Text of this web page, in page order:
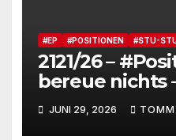
#EP #POSITIONEN #STU-
2121/26 –
bereue nichts
Menschen,
Kommentare,
JUNI 29, 2026